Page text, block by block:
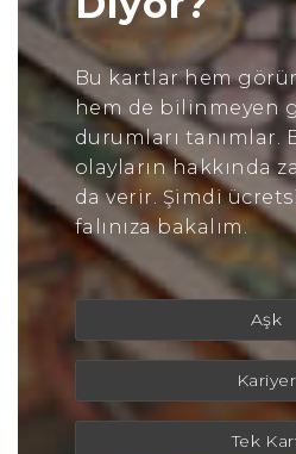
Bu kartlar hem
hem de bilinmeyen
durumları tanımlar.
olayların hakkında
da verir. Şimdi
falınıza bakalım.
Aşk
Kariyer
Tek